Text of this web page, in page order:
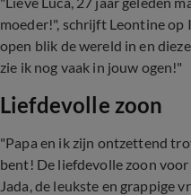
moeder!", schrijft Leontine op
open blik de wereld in en
zie ik nog vaak in jouw ogen!"
Liefdevolle zoon
"Papa en ik zijn ontzettend
bent! De liefdevolle zoon voor
Jada, de leukste en grappige